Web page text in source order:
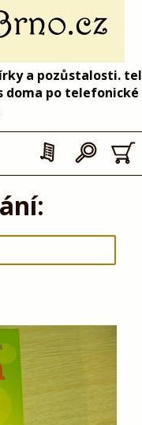
a pozůstalosti. tel
doma po telefonické